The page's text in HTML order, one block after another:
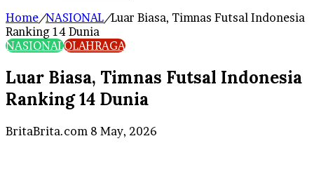
Home/NASIONAL/Luar Biasa, Timnas Futsal Indonesia
Ranking 14 Dunia
NASIONALOLAHRAGA
Luar Biasa, Timnas Futsal Indonesia
Ranking 14 Dunia
BritaBrita.com Send
8 May, 2026